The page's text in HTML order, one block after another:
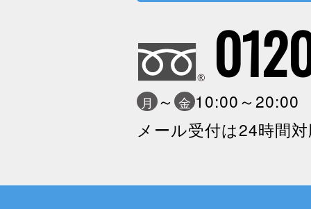
月 ～ 金 10:00～
メール受付は24時間